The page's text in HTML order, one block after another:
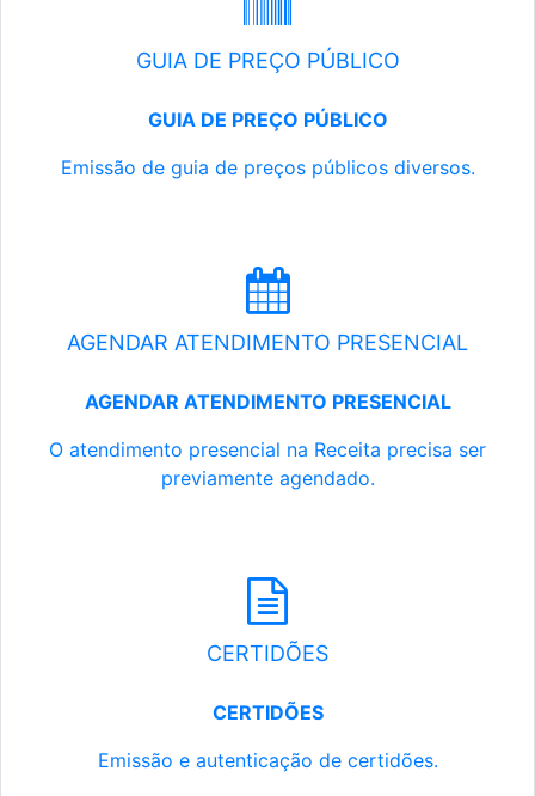
GUIA DE PREÇO PÚBLICO
GUIA DE PREÇO PÚBLICO
Emissão de guia de preços públicos diversos.
AGENDAR ATENDIMENTO PRESENCIAL
AGENDAR ATENDIMENTO PRESENCIAL
O atendimento presencial na Receita precisa ser
previamente agendado.
CERTIDÕES
CERTIDÕES
Emissão e autenticação de certidões.